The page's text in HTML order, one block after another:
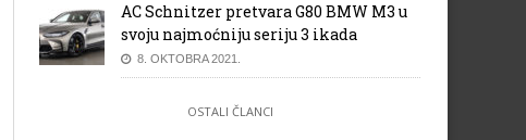
AC Schnitzer pretvara G80 BMW M3 u
svoju najmoćniju seriju 3 ikada
8. OKTOBRA 2021.
OSTALI ČLANCI